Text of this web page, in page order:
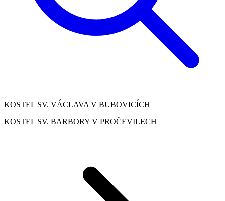
KOSTEL SV. VÁCLAVA V BUBOVICÍCH
KOSTEL SV. BARBORY V PROČEVILECH